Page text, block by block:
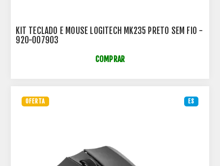
KIT TECLADO E MOUSE LOGITECH MK235 PRETO SEM FIO -
920-007903
COMPRAR
ES
OFERTA